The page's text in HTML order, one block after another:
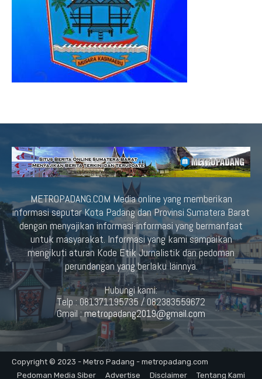
METROPADANG.COM Media online yang memberikan
informasi seputar Kota Padang dan Provinsi Sumatera Barat
dengan menyajikan informasi-informasi yang bermanfaat
untuk masyarakat. Informasi yang kami sampaikan
mengikuti aturan Kode Etik Jurnalistik dan pedoman
perundangan yang berlaku lainnya.
Hubungi kami:
Telp : 081371195735 / 082383559672
Gmail :metropadang2019@gmail.com
Copyright © 2023 - Metro Padang - metropadang.com
Pedoman Media Siber
Advertise Disclaimer Tentang Kami